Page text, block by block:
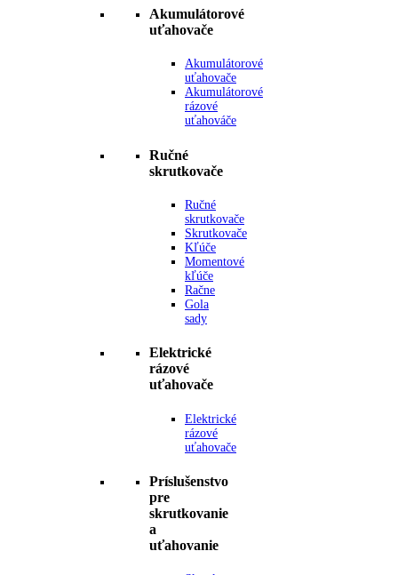
Akumulátorové
uťahovače
Akumulátorové
uťahovače
Akumulátorové
rázové
uťahováče
Ručné
skrutkovače
Ručné
skrutkovače
Skrutkovače
Kľúče
Momentové
kľúče
Račne
Gola
sady
Elektrické
rázové
uťahovače
Elektrické
rázové
uťahovače
Príslušenstvo
pre
skrutkovanie
a
uťahovanie